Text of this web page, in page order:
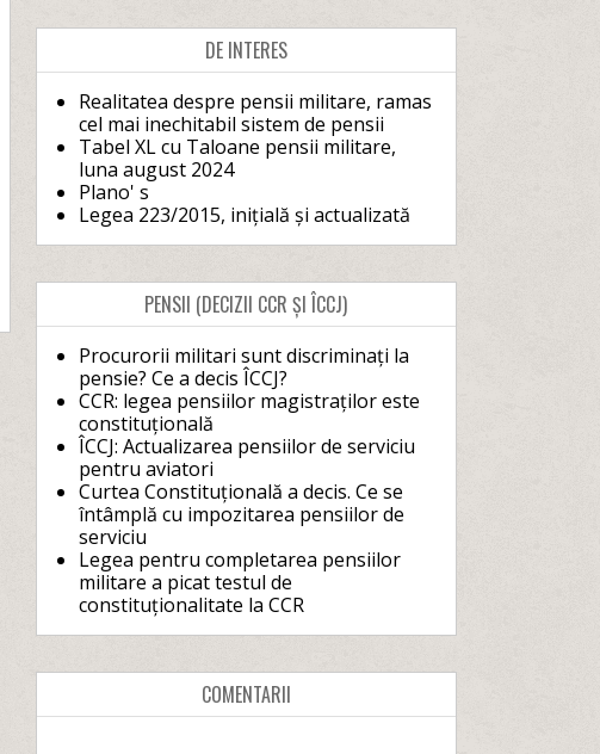
DE INTERES
Realitatea despre pensii militare, ramas
cel mai inechitabil sistem de pensii
Tabel XL cu Taloane pensii militare,
luna august 2024
Plano' s
Legea 223/2015, inițială și actualizată
PENSII (DECIZII CCR ȘI ÎCCJ)
Procurorii militari sunt discriminați la
pensie? Ce a decis ÎCCJ?
CCR: legea pensiilor magistraților este
constituțională
ÎCCJ: Actualizarea pensiilor de serviciu
pentru aviatori
Curtea Constituțională a decis. Ce se
întâmplă cu impozitarea pensiilor de
serviciu
Legea pentru completarea pensiilor
militare a picat testul de
constituționalitate la CCR
COMENTARII